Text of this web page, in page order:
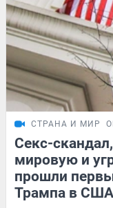
СТРАНА И МИР
Секс-
мировую и
прошли
Трампа в США